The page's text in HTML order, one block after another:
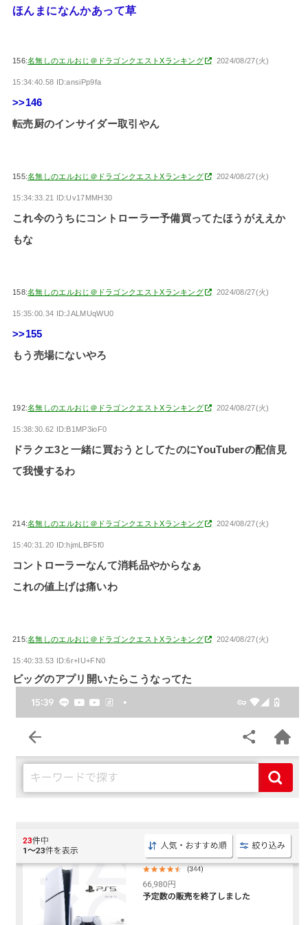
ほんまになんかあって草
156:名無しのエルおじ＠ドラゴンクエストXランキング 2024/08/27(火)
15:34:40.58 ID:ansiPp9fa
>>146
転売厨のインサイダー取引やん
155:名無しのエルおじ＠ドラゴンクエストXランキング 2024/08/27(火)
15:34:33.21 ID:Uv17MMH30
これ今のうちにコントローラー予備買ってたほうがええか
もな
158:名無しのエルおじ＠ドラゴンクエストXランキング 2024/08/27(火)
15:35:00.34 ID:JALMUqWU0
>>155
もう売場にないやろ
192:名無しのエルおじ＠ドラゴンクエストXランキング 2024/08/27(火)
15:38:30.62 ID:B1MP3ioF0
ドラクエ3と一緒に買おうとしてたのにYouTuberの配信見
て我慢するわ
214:名無しのエルおじ＠ドラゴンクエストXランキング 2024/08/27(火)
15:40:31.20 ID:hjmLBF5f0
コントローラーなんて消耗品やからなぁ
これの値上げは痛いわ
215:名無しのエルおじ＠ドラゴンクエストXランキング 2024/08/27(火)
15:40:33.53 ID:6r+IU+FN0
ビッグのアプリ開いたらこうなってた